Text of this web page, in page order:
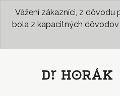
Vážení zákazníci, z
bola z kapacitných dôvodov